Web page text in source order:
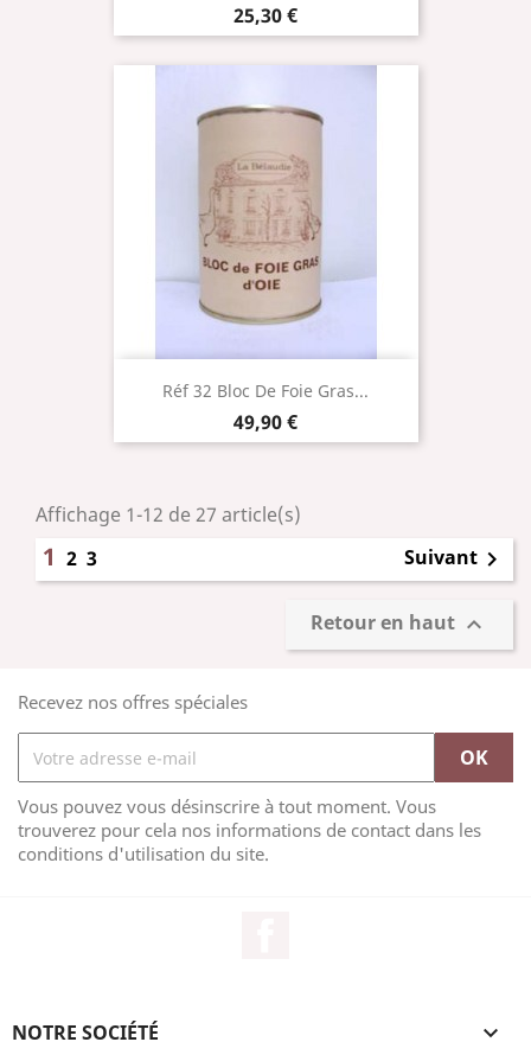
Prix
25,30 €
Réf 32 Bloc De Foie Gras...
Prix
49,90 €
Affichage 1-12 de 27 article(s)
1 2 3 Suivant 
Retour en haut 
Recevez nos offres spéciales
Vous pouvez vous désinscrire à tout moment. Vous
trouverez pour cela nos informations de contact dans les
conditions d'utilisation du site.
NOTRE SOCIÉTÉ 